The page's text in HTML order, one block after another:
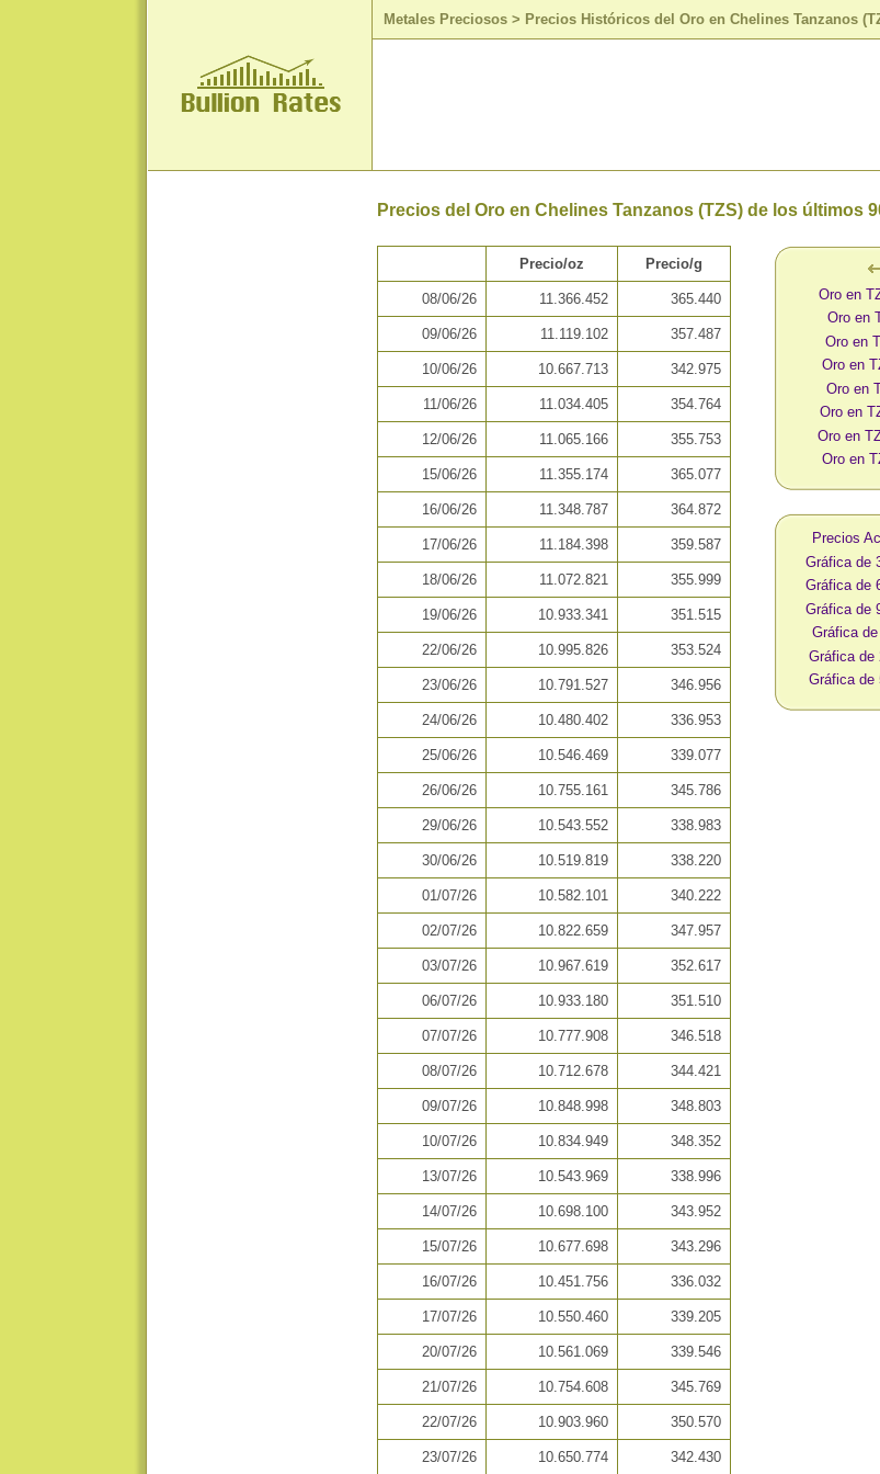
Metales Preciosos > Precios Históricos del Oro en Chelines Tanzanos
Precios del Oro en Chelines Tanzanos (TZS) de los últimos
Precio/oz Precio/g
08/06/26 11.366.452 365.440
09/06/26 11.119.102 357.487
10/06/26 10.667.713 342.975
11/06/26 11.034.405 354.764
12/06/26 11.065.166 355.753
15/06/26 11.355.174 365.077
16/06/26 11.348.787 364.872
17/06/26 11.184.398 359.587
18/06/26 11.072.821 355.999
19/06/26 10.933.341 351.515
22/06/26 10.995.826 353.524
23/06/26 10.791.527 346.956
24/06/26 10.480.402 336.953
25/06/26 10.546.469 339.077
26/06/26 10.755.161 345.786
29/06/26 10.543.552 338.983
30/06/26 10.519.819 338.220
01/07/26 10.582.101 340.222
02/07/26 10.822.659 347.957
03/07/26 10.967.619 352.617
06/07/26 10.933.180 351.510
07/07/26 10.777.908 346.518
08/07/26 10.712.678 344.421
09/07/26 10.848.998 348.803
10/07/26 10.834.949 348.352
13/07/26 10.543.969 338.996
14/07/26 10.698.100 343.952
15/07/26 10.677.698 343.296
16/07/26 10.451.756 336.032
17/07/26 10.550.460 339.205
20/07/26 10.561.069 339.546
21/07/26 10.754.608 345.769
22/07/26 10.903.960 350.570
23/07/26 10.650.774 342.430
Oro en
Oro en
Oro en
Oro en
Oro en
Oro en
Oro en
Oro en
Precios
Gráfica de
Gráfica de
Gráfica de
Gráfica
Gráfica de
Gráfica de